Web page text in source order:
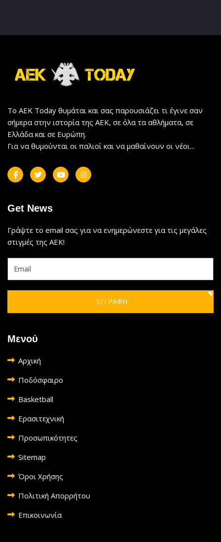
Το AEK Today θυμάται και σας παρουσιάζει τι έγινε σαν
σήμερα στην ιστορία της ΑΕΚ, σε όλα τα αθλήματα, σε
Ελλάδα και σε Ευρώπη.
Για να θυμούνται οι παλιοί και να μαθαίνουν οι νέοι...
Get News
Γράψτε το email σας για να ενημερώνεστε για τις μεγάλες
στιγμές της ΑΕΚ!
ΕΓΓΡΑΦΗ
Μενού
Αρχική
Ποδόσφαιρο
Basketball
Ερασιτεχνική
Προσωπικότητες
Sitemap
Όροι Χρήσης
Πολιτική Απορρήτου
Επικοινωνία